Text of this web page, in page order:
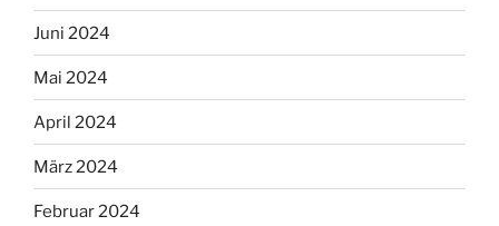
Juni 2024
Mai 2024
April 2024
März 2024
Februar 2024